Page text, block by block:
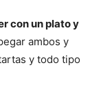
con un plato y
ambos y
y todo tipo